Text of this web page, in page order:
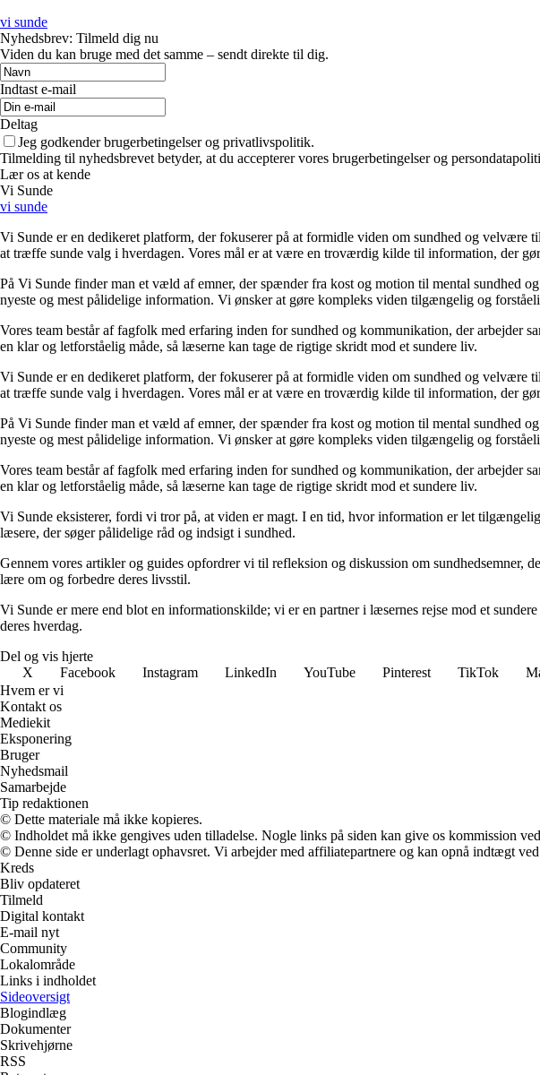
vi sunde
Nyhedsbrev: Tilmeld dig nu
Viden du kan bruge med det samme – sendt direkte til dig.
Indtast e-mail
Deltag
Jeg godkender brugerbetingelser og privatlivspolitik.
Tilmelding til nyhedsbrevet betyder, at du accepterer vores brugerbetingelser og
Lær os at kende
Vi Sunde
vi sunde
Vi Sunde er en dedikeret platform, der fokuserer på at formidle viden om sundhed og
at træffe sunde valg i hverdagen. Vores mål er at være en troværdig kilde til information, der
På Vi Sunde finder man et væld af emner, der spænder fra kost og motion til mental sundhed
nyeste og mest pålidelige information. Vi ønsker at gøre kompleks viden tilgængelig og
Vores team består af fagfolk med erfaring inden for sundhed og kommunikation, der arbejder
en klar og letforståelig måde, så læserne kan tage de rigtige skridt mod et sundere liv.
Vi Sunde er en dedikeret platform, der fokuserer på at formidle viden om sundhed og
at træffe sunde valg i hverdagen. Vores mål er at være en troværdig kilde til information, der
På Vi Sunde finder man et væld af emner, der spænder fra kost og motion til mental sundhed
nyeste og mest pålidelige information. Vi ønsker at gøre kompleks viden tilgængelig og
Vores team består af fagfolk med erfaring inden for sundhed og kommunikation, der arbejder
en klar og letforståelig måde, så læserne kan tage de rigtige skridt mod et sundere liv.
Vi Sunde eksisterer, fordi vi tror på, at viden er magt. I en tid, hvor information er let
læsere, der søger pålidelige råd og indsigt i sundhed.
Gennem vores artikler og guides opfordrer vi til refleksion og diskussion om sundhedsemner,
lære om og forbedre deres livsstil.
Vi Sunde er mere end blot en informationskilde; vi er en partner i læsernes rejse mod et
deres hverdag.
Del og vis hjerte
X
Facebook Instagram LinkedIn YouTube Pinterest TikTok
Hvem er vi
Kontakt os
Mediekit
Eksponering
Bruger
Nyhedsmail
Samarbejde
Tip redaktionen
© Dette materiale må ikke kopieres.
© Indholdet må ikke gengives uden tilladelse. Nogle links på siden kan give os kommission
© Denne side er underlagt ophavsret. Vi arbejder med affiliatepartnere og kan opnå indtægt
Kreds
Bliv opdateret
Tilmeld
Digital kontakt
E-mail nyt
Community
Lokalområde
Links i indholdet
Sideoversigt
Blogindlæg
Dokumenter
Skrivehjørne
RSS